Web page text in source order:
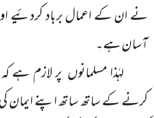
نے ان کے اعمال برباد کردئیے
آسان ہے۔
لہٰذا مسلمانوں پر لازم ہے
کرنے کے ساتھ ساتھ اپنے